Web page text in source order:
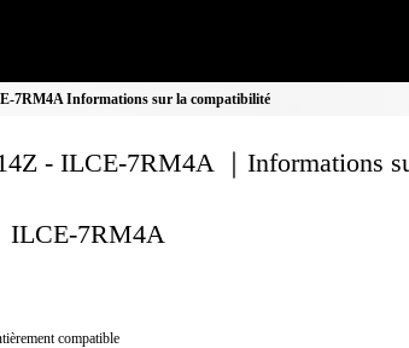
7RM4A Informations sur la compatibilité
- ILCE-7RM4A ｜Informations
ILCE-7RM4A
compatible